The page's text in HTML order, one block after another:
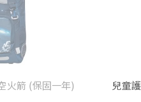
火箭 (保固一年) 兒童